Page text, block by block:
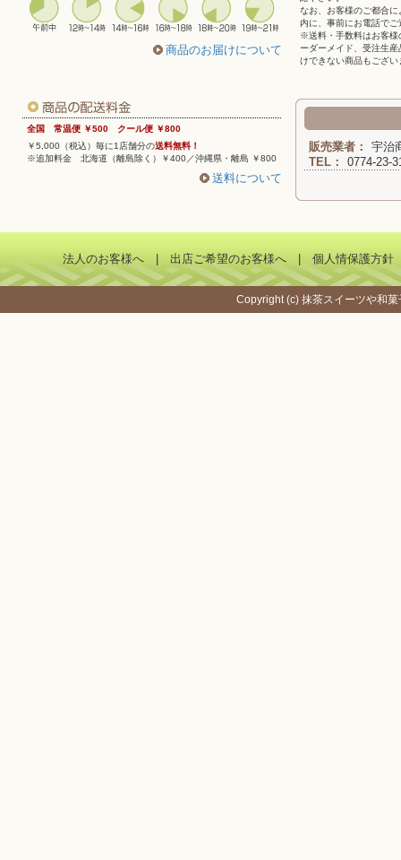
商品のお届けについて
なお、お客様のご都合
内に、事前にお電話で
※送料・手数料はお客様
ーダーメイド、受注生
けできない商品もござい
全国 常温便 ￥500 クール便 ￥800
￥5,000（税込）毎に1店舗分の送料無料！
※追加料金 北海道（離島除く）￥400／沖縄県・離島 ￥800
送料について
販売業者：
宇治
TEL：
0774-23-
法人のお客様へ| 出店ご希望のお客様へ| 個人情保護方針
Copyright (c) 抹茶スイーツや和